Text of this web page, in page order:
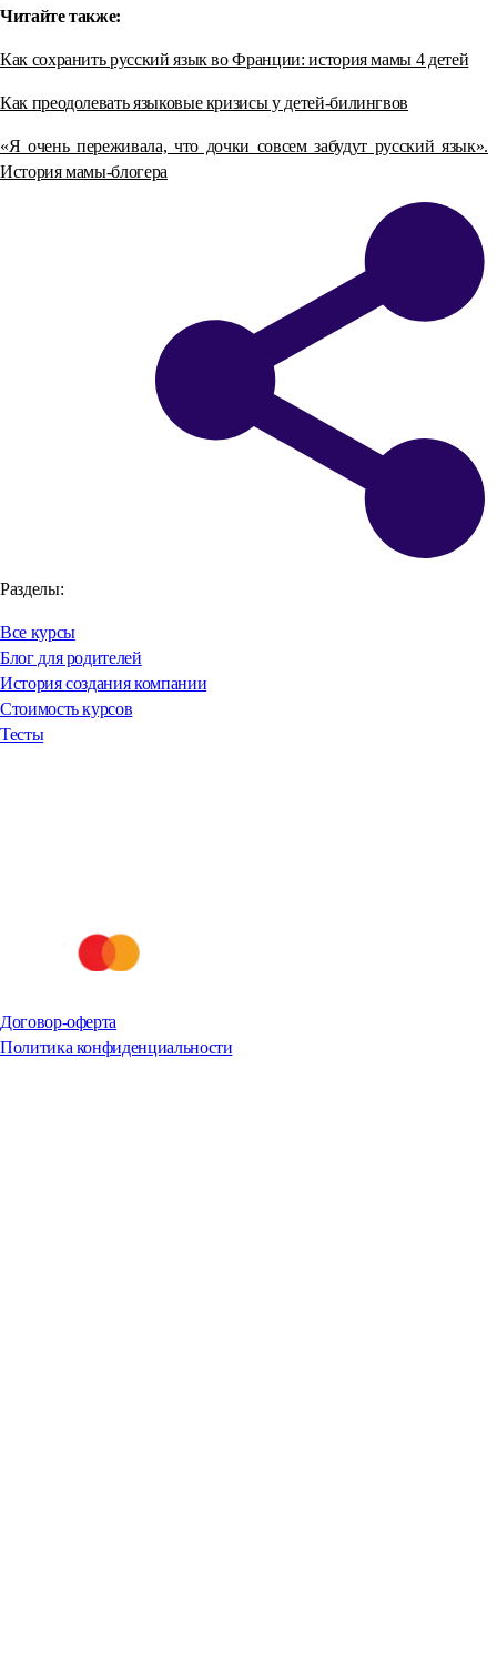
Читайте также:
Как сохранить русский язык во Франции: история мамы 4 детей
Как преодолевать языковые кризисы у детей-билингвов
«Я очень переживала, что дочки совсем забудут русский язык».
История мамы-блогера
Разделы:
Все курсы
Блог для родителей
История создания компании
Стоимость курсов
Тесты
Договор-оферта
Политика конфиденциальности